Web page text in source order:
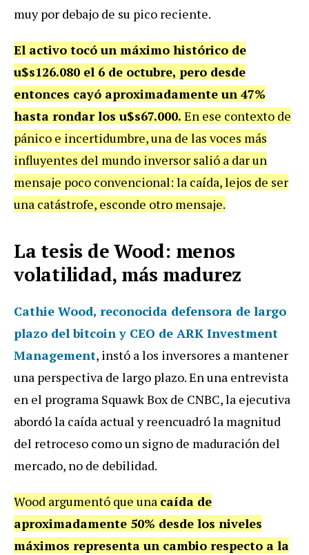
muy por debajo de su pico reciente.
El activo tocó un máximo histórico de
u$s126.080 el 6 de octubre, pero desde
entonces cayó aproximadamente un 47%
hasta rondar los u$s67.000. En ese contexto de
pánico e incertidumbre, una de las voces más
influyentes del mundo inversor salió a dar un
mensaje poco convencional: la caída, lejos de ser
una catástrofe, esconde otro mensaje.
La tesis de Wood: menos
volatilidad, más madurez
Cathie Wood, reconocida defensora de largo
plazo del bitcoin y CEO de ARK Investment
Management, instó a los inversores a mantener
una perspectiva de largo plazo. En una entrevista
en el programa Squawk Box de CNBC, la ejecutiva
abordó la caída actual y reencuadró la magnitud
del retroceso como un signo de maduración del
mercado, no de debilidad.
Wood argumentó que una caída de
aproximadamente 50% desde los niveles
máximos representa un cambio respecto a la